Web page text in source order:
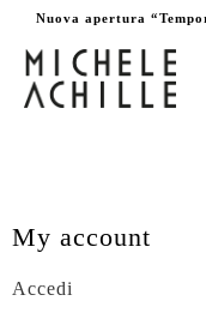
Nuova apertura
My account
Accedi